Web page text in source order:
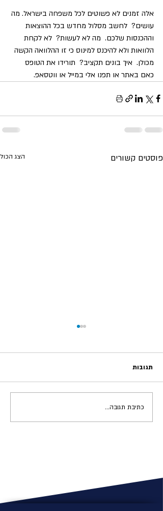
אלה זמנים לא פשוטים לכל משפחה בישראל. מה
עושים?  לחשב מסלול מחדש בכל ההוצאות
וההכנסות שלכם.  מה לא לעשות?  לא לקחת
הלוואות ולא להיכנס למינוס כי זו ההלוואה הקשה
מכולן.  איך בונים תקציב?  תורידו את הטופס
כאם באתר או תפנו אלי במייל או ווטסאפ.
פוסטים קשורים הצג הכול
חוברת הדרכה לניהול כלכלת
המשפחה
תגובות
כתיבת תגובה...